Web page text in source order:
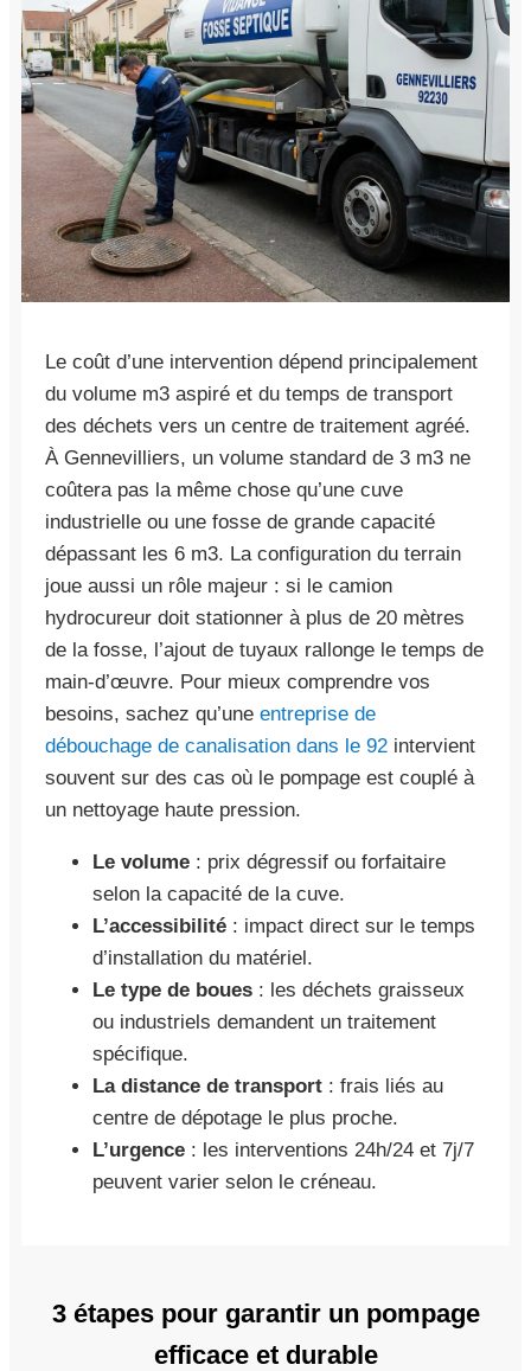
Le coût d’une intervention dépend principalement
du volume m3 aspiré et du temps de transport
des déchets vers un centre de traitement agréé.
À Gennevilliers, un volume standard de 3 m3 ne
coûtera pas la même chose qu’une cuve
industrielle ou une fosse de grande capacité
dépassant les 6 m3. La configuration du terrain
joue aussi un rôle majeur : si le camion
hydrocureur doit stationner à plus de 20 mètres
de la fosse, l’ajout de tuyaux rallonge le temps de
main-d’œuvre. Pour mieux comprendre vos
besoins, sachez qu’une entreprise de
débouchage de canalisation dans le 92 intervient
souvent sur des cas où le pompage est couplé à
un nettoyage haute pression.
Le volume : prix dégressif ou forfaitaire
selon la capacité de la cuve.
L’accessibilité : impact direct sur le temps
d’installation du matériel.
Le type de boues : les déchets graisseux
ou industriels demandent un traitement
spécifique.
La distance de transport : frais liés au
centre de dépotage le plus proche.
L’urgence : les interventions 24h/24 et 7j/7
peuvent varier selon le créneau.
3 étapes pour garantir un pompage
efficace et durable